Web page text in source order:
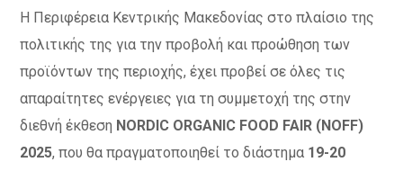
Η Περιφέρεια Κεντρικής Μακεδονίας στο πλαίσιο της
πολιτικής της για την προβολή και προώθηση των
προϊόντων της περιοχής, έχει προβεί σε όλες τις
απαραίτητες ενέργειες για τη συμμετοχή της στην
διεθνή έκθεση NORDIC ORGANIC FOOD FAIR (NOFF)
2025, που θα πραγματοποιηθεί το διάστημα 19-20